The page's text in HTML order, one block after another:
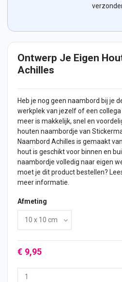
Ontwerp Je Eigen
Achilles
Heb je nog geen naambord bij je
werkplek van jezelf of een collega
meer is makkelijk, snel en
houten naambordje van
Naambord Achilles is gemaakt
hout is geschikt voor binnen en
naambordje volledig naar eigen
moet je dit product bestellen?
meer informatie.
Afmeting
€ 9,95